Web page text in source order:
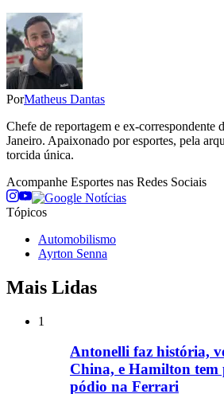
PorMatheus Dantas
Chefe de reportagem e ex-correspondente
Janeiro. Apaixonado por esportes, pela
torcida única.
Acompanhe Esportes nas Redes Sociais
Tópicos
Automobilismo
Ayrton Senna
Mais Lidas
1
Antonelli faz história,
China, e Hamilton tem
pódio na Ferrari